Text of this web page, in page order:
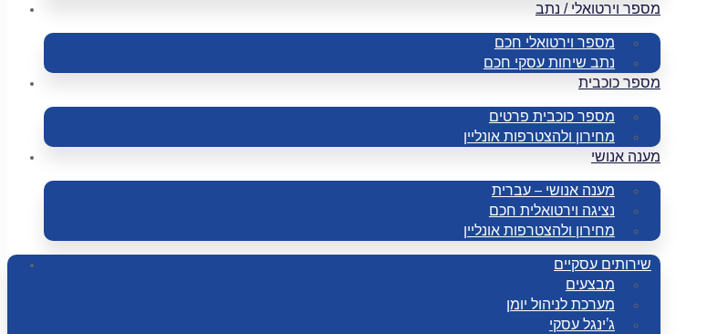
מספר וירטואלי / נתב
מספר וירטואלי חכם
נתב שיחות עסקי חכם
מספר כוכבית
מספר כוכבית פרטים
מחירון ולהצטרפות אונליין
מענה אנושי
מענה אנושי – עברית
נציגה וירטואלית חכם
מחירון ולהצטרפות אונליין
שירותים עסקיים
מבצעים
מערכת לניהול יומן
ג’ינגל עסקי